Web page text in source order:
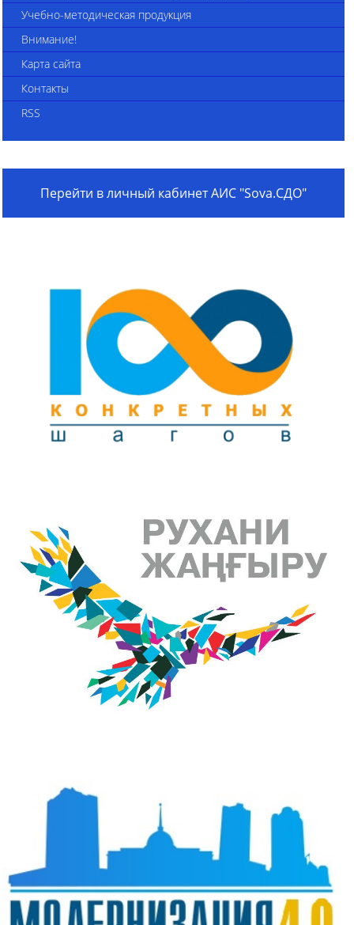
Учебно-методическая продукция
Внимание!
Карта сайта
Контакты
RSS
Перейти в личный кабинет АИС "Sova.СДО"